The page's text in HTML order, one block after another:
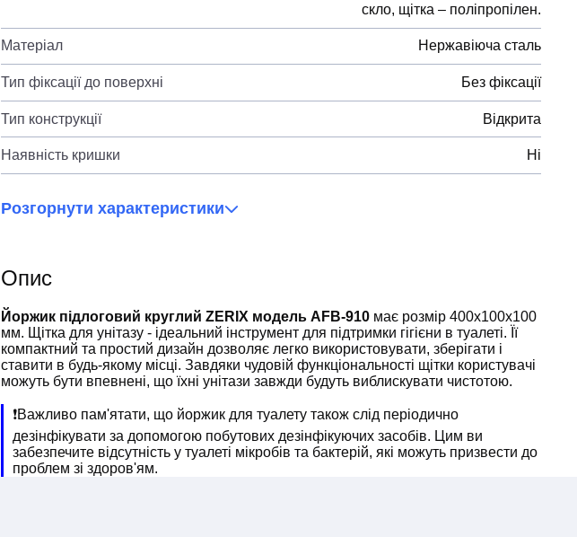
скло, щітка – поліпропілен.
Матеріал Нержавіюча сталь
Тип фіксації до поверхні Без фіксації
Тип конструкції Відкрита
Наявність кришки Ні
Розгорнути характеристики
Опис
Йоржик підлоговий круглий ZERIX модель AFB-910 має розмір 400x100x100
мм. Щітка для унітазу - ідеальний інструмент для підтримки гігієни в туалеті. Її
компактний та простий дизайн дозволяє легко використовувати, зберігати і
ставити в будь-якому місці. Завдяки чудовій функціональності щітки користувачі
можуть бути впевнені, що їхні унітази завжди будуть виблискувати чистотою.
❗️Важливо пам'ятати, що йоржик для туалету також слід періодично
дезінфікувати за допомогою побутових дезінфікуючих засобів. Цим ви
забезпечите відсутність у туалеті мікробів та бактерій, які можуть призвести до
проблем зі здоров'ям.